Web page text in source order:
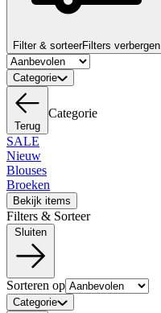
Filter & sorteerFilters verbergen
Categorie
Terug
Categorie
SALE
Nieuw
Blouses
Broeken
Bekijk items
Filters & Sorteer
Sorteren op
Categorie